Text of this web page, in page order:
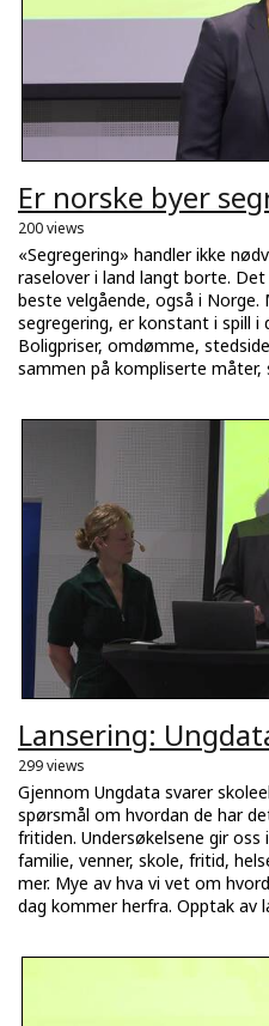
Er norske byer
200 views
«Segregering» handler ikke
raselover i land langt borte.
beste velgående, også i
segregering, er konstant i spill i
Boligpriser, omdømme,
sammen på kompliserte måter,
Lansering:
299 views
Gjennom Ungdata svarer
spørsmål om hvordan de har
fritiden. Undersøkelsene gir
familie, venner, skole, fritid,
mer. Mye av hva vi vet om
dag kommer herfra. Opptak av